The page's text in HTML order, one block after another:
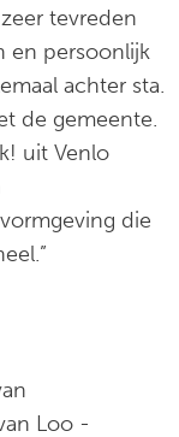
tevreden
en persoonlijk
achter sta.
de gemeente.
uit Venlo
die
Loo -